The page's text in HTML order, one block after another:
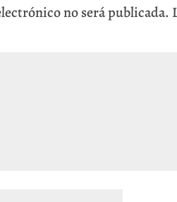
no será publicada.